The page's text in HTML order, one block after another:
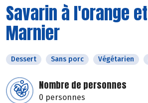
Savarin à l'orange
Marnier
Dessert Sans porc Végétarien
Nombre de personnes
0 personnes